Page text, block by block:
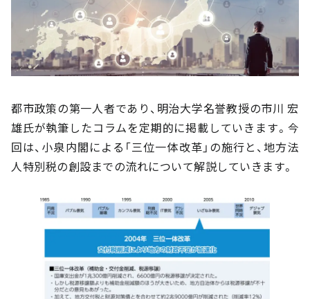
都市政策の第一人者であり、明治大学名誉教授の市川 宏
雄氏が執筆したコラムを定期的に掲載していきます。今
回は、小泉内閣による「三位一体改革」の施行と、地方法
人特別税の創設までの流れについて解説していきます。